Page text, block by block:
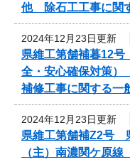
他 除石工工事に関
2024年12月23日更新
県維工第舗補暮12
全・安心確保対策
補修工事に関する一
2024年12月23日更新
県維工第舗補Z2号
（主）南濃関ケ原